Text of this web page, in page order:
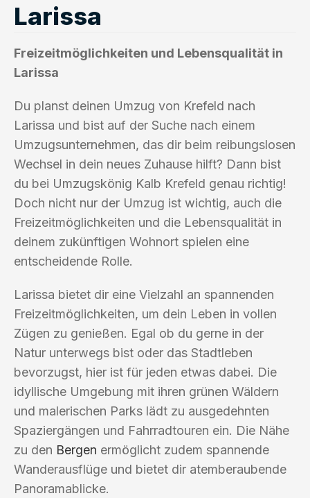
Larissa
Freizeitmöglichkeiten und Lebensqualität in
Larissa
Du planst deinen Umzug von Krefeld nach
Larissa und bist auf der Suche nach einem
Umzugsunternehmen, das dir beim reibungslosen
Wechsel in dein neues Zuhause hilft? Dann bist
du bei Umzugskönig Kalb Krefeld genau richtig!
Doch nicht nur der Umzug ist wichtig, auch die
Freizeitmöglichkeiten und die Lebensqualität in
deinem zukünftigen Wohnort spielen eine
entscheidende Rolle.
Larissa bietet dir eine Vielzahl an spannenden
Freizeitmöglichkeiten, um dein Leben in vollen
Zügen zu genießen. Egal ob du gerne in der
Natur unterwegs bist oder das Stadtleben
bevorzugst, hier ist für jeden etwas dabei. Die
idyllische Umgebung mit ihren grünen Wäldern
und malerischen Parks lädt zu ausgedehnten
Spaziergängen und Fahrradtouren ein. Die Nähe
zu den Bergen ermöglicht zudem spannende
Wanderausflüge und bietet dir atemberaubende
Panoramablicke.